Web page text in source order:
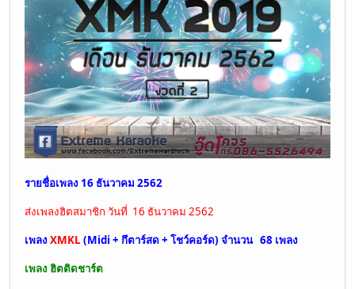
รายชื่อเพลง 16 ธันวาคม 2562
ส่งเพลงฮิตสมาชิก วันที่ 16 ธันวาคม 2562
เพลง XMKL (Midi + กึตาร์สด + โชว์คอร์ด) จำนวน 68 เพลง
เพลง ฮิตติดชาร์ต